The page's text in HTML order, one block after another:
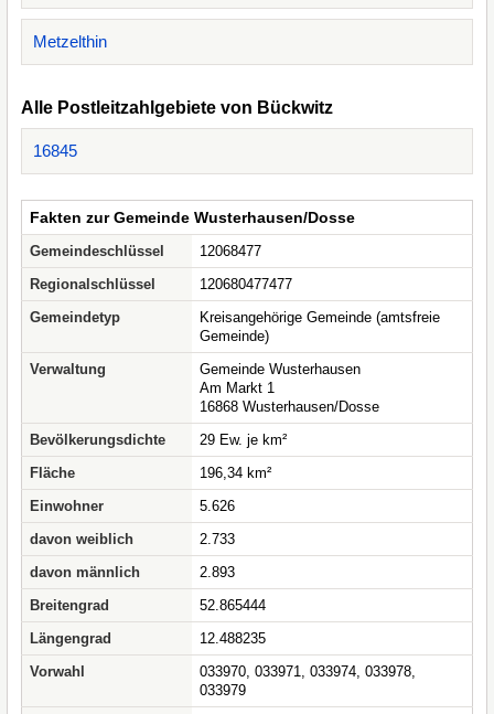
Metzelthin
Alle Postleitzahlgebiete von Bückwitz
16845
Fakten zur Gemeinde Wusterhausen/Dosse
Gemeindeschlüssel
12068477
Regionalschlüssel
120680477477
Gemeindetyp
Kreisangehörige Gemeinde (amtsfreie
Gemeinde)
Verwaltung
Gemeinde Wusterhausen
Am Markt 1
16868 Wusterhausen/Dosse
Bevölkerungsdichte
29 Ew. je km²
Fläche
196,34 km²
Einwohner
5.626
davon weiblich
2.733
davon männlich
2.893
Breitengrad
52.865444
Längengrad
12.488235
Vorwahl
033970, 033971, 033974, 033978,
033979